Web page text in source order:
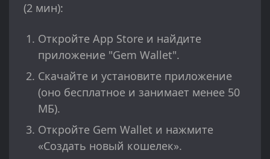
(2 мин):
Откройте App Store и найдите
приложение "Gem Wallet".
Скачайте и установите приложение
(оно бесплатное и занимает менее 50
МБ).
Откройте Gem Wallet и нажмите
«Создать новый кошелек».